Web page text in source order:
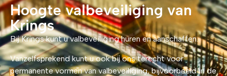
Hoogte valbeveiliging van
Krings
Bij Krings kunt u valbeveiliging huren en aanschaffen.
Vanzelfsprekend kunt u ook bij ons terecht voor
permanente vormen van valbeveiliging, bijvoorbeeld in de